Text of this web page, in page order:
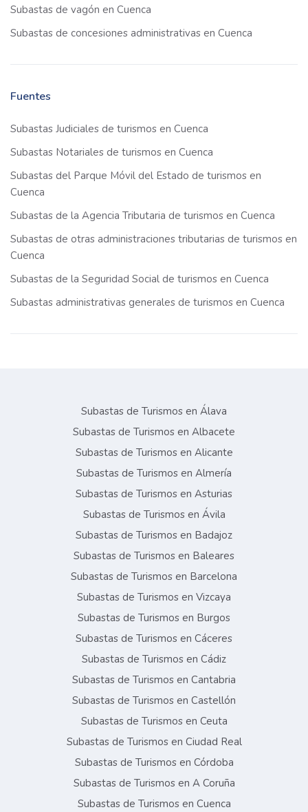
Subastas de vagón en Cuenca
Subastas de concesiones administrativas en Cuenca
Fuentes
Subastas Judiciales de turismos en Cuenca
Subastas Notariales de turismos en Cuenca
Subastas del Parque Móvil del Estado de turismos en
Cuenca
Subastas de la Agencia Tributaria de turismos en Cuenca
Subastas de otras administraciones tributarias de turismos en
Cuenca
Subastas de la Seguridad Social de turismos en Cuenca
Subastas administrativas generales de turismos en Cuenca
Subastas de Turismos en Álava
Subastas de Turismos en Albacete
Subastas de Turismos en Alicante
Subastas de Turismos en Almería
Subastas de Turismos en Asturias
Subastas de Turismos en Ávila
Subastas de Turismos en Badajoz
Subastas de Turismos en Baleares
Subastas de Turismos en Barcelona
Subastas de Turismos en Vizcaya
Subastas de Turismos en Burgos
Subastas de Turismos en Cáceres
Subastas de Turismos en Cádiz
Subastas de Turismos en Cantabria
Subastas de Turismos en Castellón
Subastas de Turismos en Ceuta
Subastas de Turismos en Ciudad Real
Subastas de Turismos en Córdoba
Subastas de Turismos en A Coruña
Subastas de Turismos en Cuenca